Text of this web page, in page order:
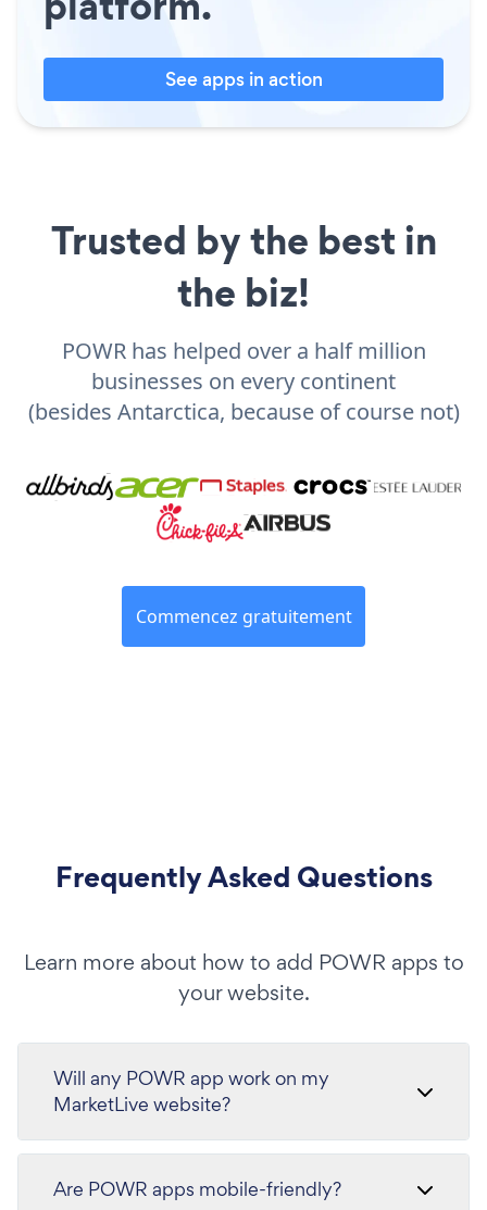
See apps in action
Trusted by the best in
the biz!
POWR has helped over a half million
businesses on every continent
(besides Antarctica, because of course not)
Commencez gratuitement
Frequently Asked Questions
Learn more about how to add POWR apps to
your website.
Will any POWR app work on my
MarketLive website?
Are POWR apps mobile-friendly?